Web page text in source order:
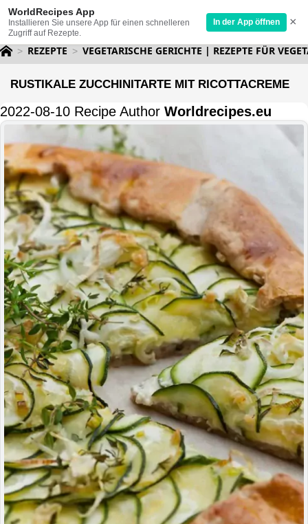
WorldRecipes App
Installieren Sie unsere App für einen schnelleren
Zugriff auf Rezepte.
In der App öffnen ×
REZEPTE VEGETARISCHE GERICHTE | REZEPTE FÜR
RUSTIKALE ZUCCHINITARTE MIT RICOTTACREME
2022-08-10 Recipe Author Worldrecipes.eu